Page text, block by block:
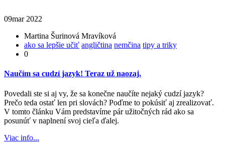
09mar 2022
Martina Šurinová Mravíková
ako sa lepšie učiť angličtina nemčina tipy a triky
0
Naučím sa cudzí jazyk! Teraz už naozaj.
Povedali ste si aj vy, že sa konečne naučíte nejaký cudzí jazyk?
Prečo teda ostať len pri slovách? Poďme to pokúsiť aj zrealizovať.
V tomto článku Vám predstavíme pár užitočných rád ako sa
posunúť v naplnení svoj cieľa ďalej.
Viac info...